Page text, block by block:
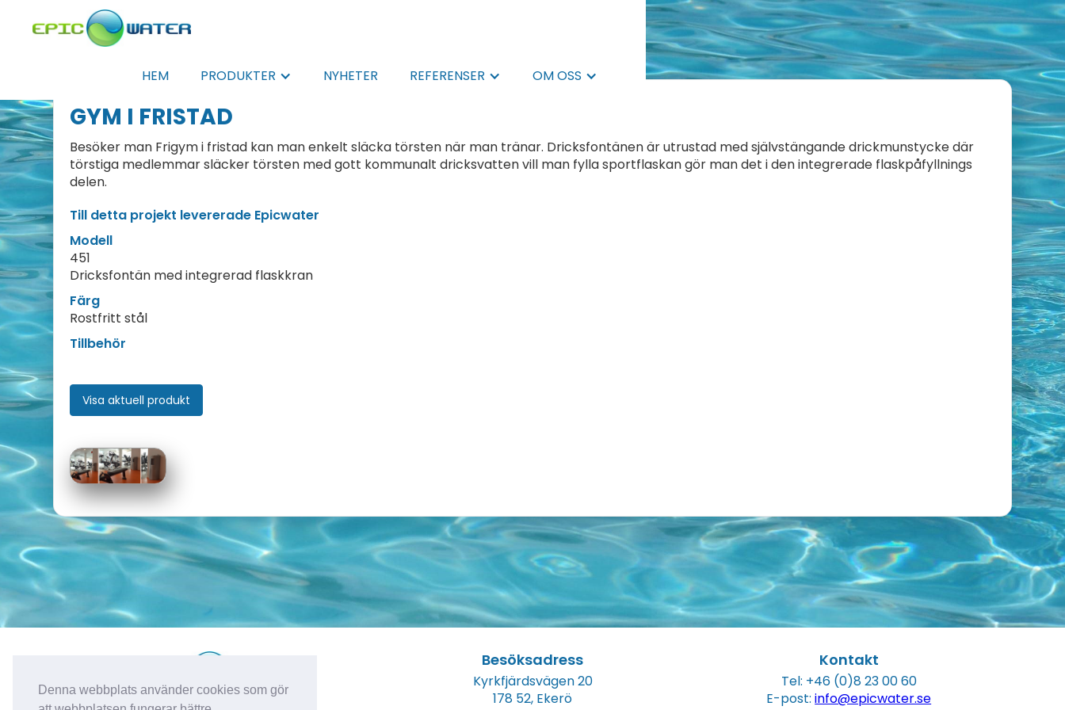
Denna webbplats använder cookies som gör
HEM PRODUKTER NYHETER REFERENSER OM OSS
GYM I FRISTAD
Besöker man Frigym i fristad kan man enkelt släcka törsten när man tränar. Dricksfontänen är utrustad med självstängande drickmunstycke där
törstiga medlemmar släcker törsten med gott kommunalt dricksvatten vill man fylla sportflaskan gör man det i den integrerade flaskpåfyllnings
delen.
Till detta projekt levererade Epicwater
Modell
451
Dricksfontän med integrerad flaskkran
Färg
Rostfritt stål
Tillbehör
Visa aktuell produkt
Kyrkfjärdsvägen 20
Besöksadress
Kyrkfjärdsvägen 20
178 52, Ekerö
Kontakt
Tel: +46 (0)8 23 00 60
E-post:info@epicwater.se